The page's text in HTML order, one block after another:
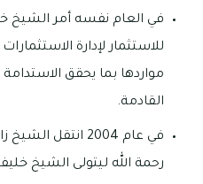
في العام نفسه أمر الشيخ
للاستثمار لإدارة
مواردها بما يحقق
القادمة.
في عام 2004
رحمة الله ليتولى الشيخ